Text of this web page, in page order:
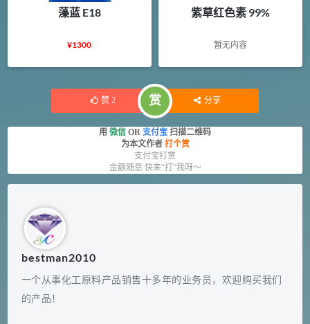
藻蓝 E18
¥1300
紫草红色素 99%
暂无内容
赞 2 赏 分享
用 微信 OR 支付宝 扫描二维码
为本文作者 打个赏
支付宝打赏
金额随意 快来“打”我呀～
bestman2010
一个从事化工原料产品销售十多年的业务员，欢迎购买我们
的产品！